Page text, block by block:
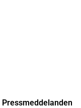
Pressmeddelanden